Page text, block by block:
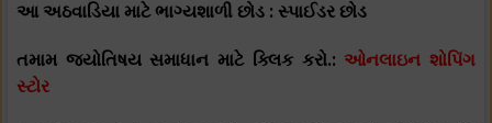
આ અઠવાડિયા માટે ભાગ્યશાળી છોડ : સ્પાઈડર છોડ
તમામ જ્યોતિષય સમાધાન માટે ક્લિક કરો.:ઓનલાઇન શોપિંગ
સ્ટોર